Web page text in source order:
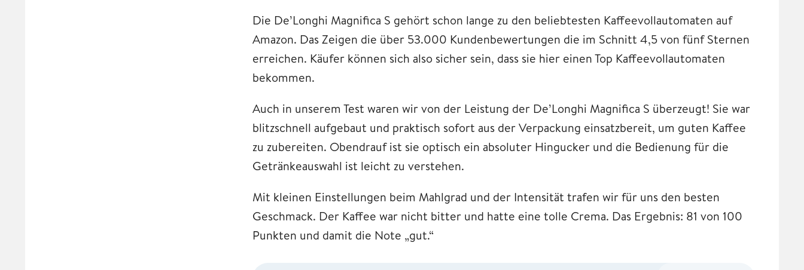
Die De’Longhi Magnifica S gehört schon lange zu den beliebtesten Kaffeevollautomaten auf
Amazon. Das Zeigen die über 53.000 Kundenbewertungen die im Schnitt 4,5 von fünf Sternen
erreichen. Käufer können sich also sicher sein, dass sie hier einen Top Kaffeevollautomaten
bekommen.
Auch in unserem Test waren wir von der Leistung der De’Longhi Magnifica S überzeugt! Sie war
blitzschnell aufgebaut und praktisch sofort aus der Verpackung einsatzbereit, um guten Kaffee
zu zubereiten. Obendrauf ist sie optisch ein absoluter Hingucker und die Bedienung für die
Getränkeauswahl ist leicht zu verstehen.
Mit kleinen Einstellungen beim Mahlgrad und der Intensität trafen wir für uns den besten
Geschmack. Der Kaffee war nicht bitter und hatte eine tolle Crema. Das Ergebnis: 81 von 100
Punkten und damit die Note „gut.“